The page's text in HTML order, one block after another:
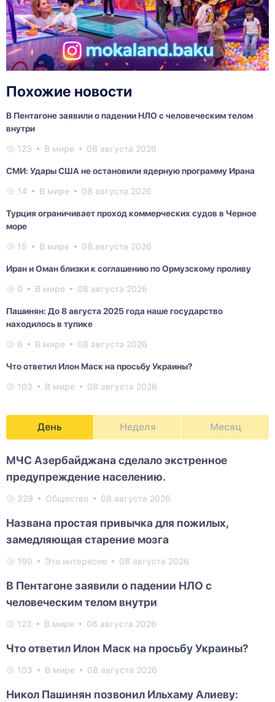
Похожие новости
В Пентагоне заявили о падении НЛО с человеческим телом
внутри
123 В мире 08 августа 2026
СМИ: Удары США не остановили ядерную программу Ирана
14 В мире 08 августа 2026
Турция ограничивает проход коммерческих судов в Черное
море
15 В мире 08 августа 2026
Иран и Оман близки к соглашению по Ормузскому проливу
0 В мире 08 августа 2026
Пашинян: До 8 августа 2025 года наше государство
находилось в тупике
6 В мире 08 августа 2026
Что ответил Илон Маск на просьбу Украины?
103 В мире 08 августа 2026
День Неделя Месяц
МЧС Азербайджана сделало экстренное
предупреждение населению.
329 Общество 08 августа 2026
Названа простая привычка для пожилых,
замедляющая старение мозга
190 Это интересно 08 августа 2026
В Пентагоне заявили о падении НЛО с
человеческим телом внутри
123 В мире 08 августа 2026
Что ответил Илон Маск на просьбу Украины?
103 В мире 08 августа 2026
Никол Пашинян позвонил Ильхаму Алиеву: